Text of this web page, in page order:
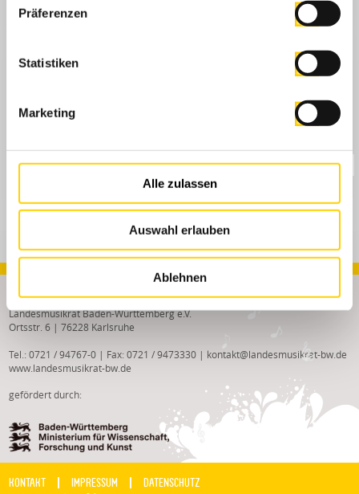
Präferenzen
Statistiken
Marketing
Alle zulassen
Auswahl erlauben
Ablehnen
Volksmusiktag Baden-Württemberg
Kontakt
Landesmusikrat Baden-Württemberg e.V.
Ortsstr. 6 | 76228 Karlsruhe
Tel.: 0721 / 94767-0 | Fax: 0721 / 9473330 | kontakt@landesmusikrat-bw.de
www.landesmusikrat-bw.de
gefördert durch:
KONTAKT IMPRESSUM DATENSCHUTZ